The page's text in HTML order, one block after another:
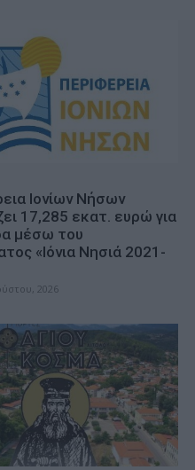
Ιονίων Νήσων
17,285 εκατ. ευρώ για
μέσω του
«Ιόνια Νησιά 2021-
2026